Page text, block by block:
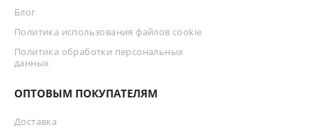
Блог
Политика использования файлов cookie
Политика обработки персональных
данных
ОПТОВЫМ ПОКУПАТЕЛЯМ
Доставка